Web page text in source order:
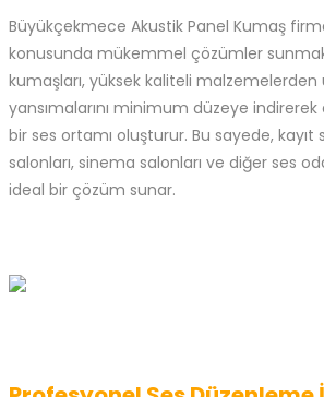
Büyükçekmece Akustik Panel Kumaş
konusunda mükemmel çözümler
kumaşları, yüksek kaliteli
yansımalarını minimum düzeye
bir ses ortamı oluşturur. Bu sayede, kayıt
salonları, sinema salonları ve diğer ses
ideal bir çözüm sunar.